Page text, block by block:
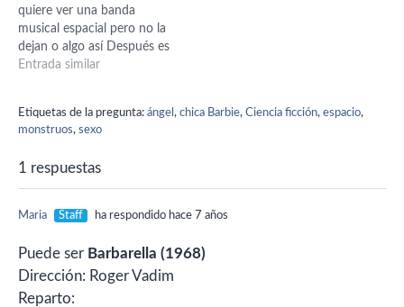
quiere ver una banda
musical espacial pero no la
dejan o algo así Después es
castigada por algo que hizo
creo que no es muy
divertida. Después…
Entrada similar
Etiquetas de la pregunta: ángel , chica Barbie, Ciencia ficción, espacio,
monstruos, sexo
1 respuestas
Maria Staff ha respondido hace 7 años
Puede ser Barbarella (1968)
Dirección: Roger Vadim
Reparto: